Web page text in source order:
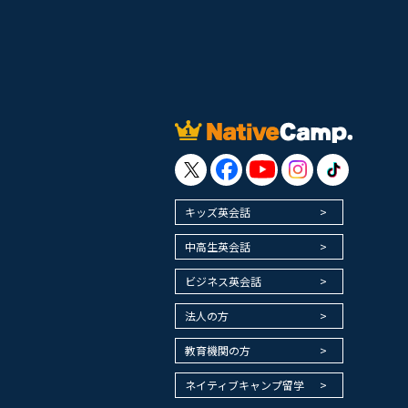
キッズ英会話
中高生英会話
ビジネス英会話
法人の方
教育機関の方
ネイティブキャンプ留学